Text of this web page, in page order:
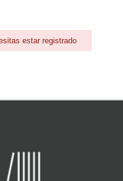
estar registrado